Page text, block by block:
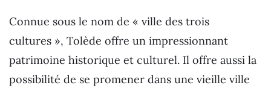
Connue sous le nom de « ville des trois
cultures », Tolède offre un impressionnant
patrimoine historique et culturel. Il offre aussi la
possibilité de se promener dans une vieille ville